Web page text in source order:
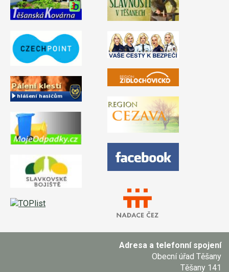
Adresa a telefonní spojení
Obecní úřad Těšany
Těšany 141